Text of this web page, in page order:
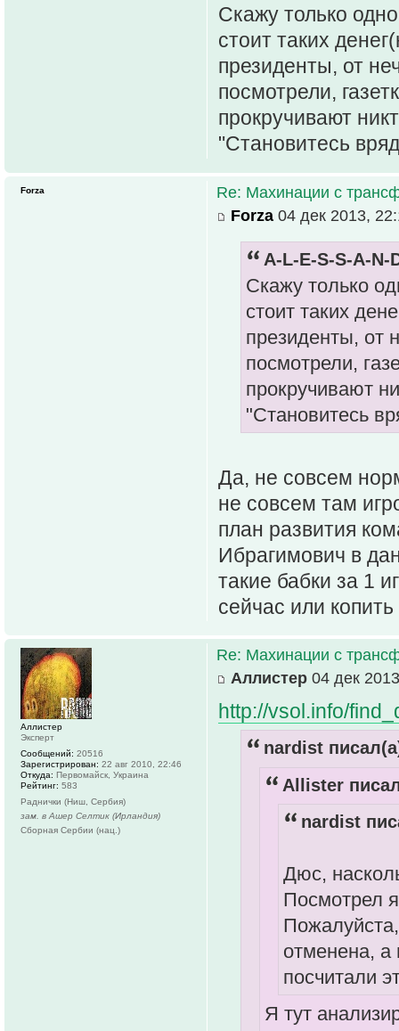
Скажу только
стоит таких
президенты, от
посмотрели,
прокручивают
"Становитесь
Re: Махинации с
Forza 04 дек 2013,
A-L-E-S-S-A-N-
Скажу только
стоит таких
президенты, от
посмотрели,
прокручивают
"Становитесь
Да, не совсем
не совсем там
план развития
Ибрагимович в
такие бабки за 1
сейчас или
Forza
Re: Махинации с
Аллистер 04 дек
http://vsol.info/
nardist
Allister
nardist
Дюс,
Посмотрел
отменена, а
посчитали
Я тут
Аллистер
Эксперт
Сообщений: 20516
Зарегистрирован: 22 авг 2010, 22:46
Откуда: Первомайск, Украина
Рейтинг: 583
Раднички (Ниш, Сербия)
зам. в Ашер Селтик (Ирландия)
Сборная Сербии (нац.)